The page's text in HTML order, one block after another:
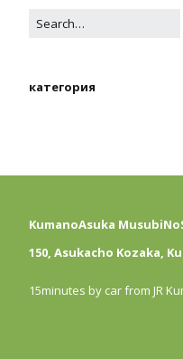
категория
KumanoAsuka
150, Asukacho Kozaka,
15minutes by car from JR